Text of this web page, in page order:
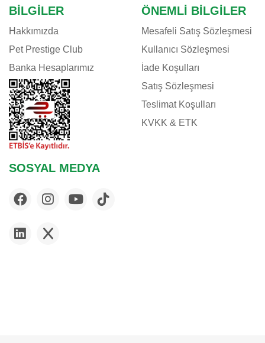
BILGILER
Hakkımızda
Pet Prestige Club
Banka Hesaplarımız
ÖNEMLI BILGILER
Mesafeli Satış Sözleşmesi
Kullanıcı Sözleşmesi
İade Koşulları
Satış Sözleşmesi
Teslimat Koşulları
KVKK & ETK
SOSYAL MEDYA